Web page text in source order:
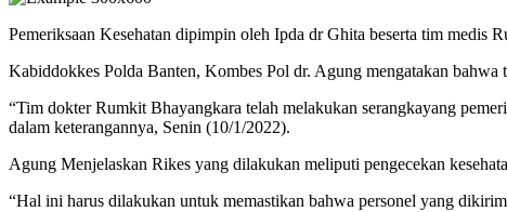
Pemeriksaan Kesehatan dipimpin oleh Ipda dr Ghita beserta tim medis
Kabiddokkes Polda Banten, Kombes Pol dr. Agung mengatakan
“Tim dokter Rumkit Bhayangkara telah melakukan serangkayang
dalam keterangannya, Senin (10/1/2022).
Agung Menjelaskan Rikes yang dilakukan meliputi pengecekan
“Hal ini harus dilakukan untuk memastikan bahwa personel yang